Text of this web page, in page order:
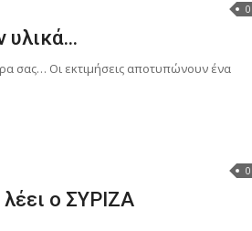
0
υλικά…
σας… Οι εκτιμήσεις αποτυπώνουν ένα
0
ο ΣΥΡΙΖΑ